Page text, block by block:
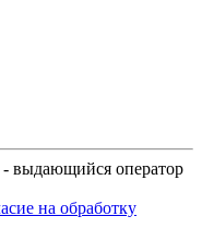
выдающийся оператор
на обработку